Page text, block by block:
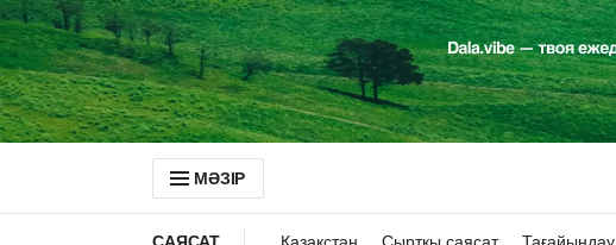
МӘЗІР
САЯСАТ Қазақстан Сыртқы саясат Тағайындау